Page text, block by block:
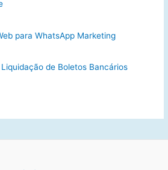
para WhatsApp Marketing
de Boletos Bancários